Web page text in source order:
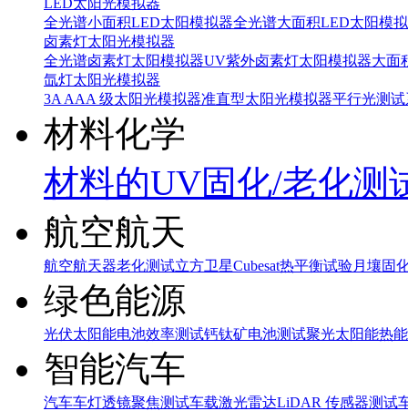
LED太阳光模拟器
全光谱小面积LED太阳模拟器全光谱大面积LED太阳模
卤素灯太阳光模拟器
全光谱卤素灯太阳模拟器UV紫外卤素灯太阳模拟器大面
氙灯太阳光模拟器
3A AAA 级太阳光模拟器准直型太阳光模拟器平行光测
材料化学
材料的UV固化/老化测
航空航天
航空航天器老化测试立方卫星Cubesat热平衡试验月壤固
绿色能源
光伏太阳能电池效率测试钙钛矿电池测试聚光太阳能热
智能汽车
汽车车灯透镜聚焦测试车载激光雷达LiDAR 传感器测试